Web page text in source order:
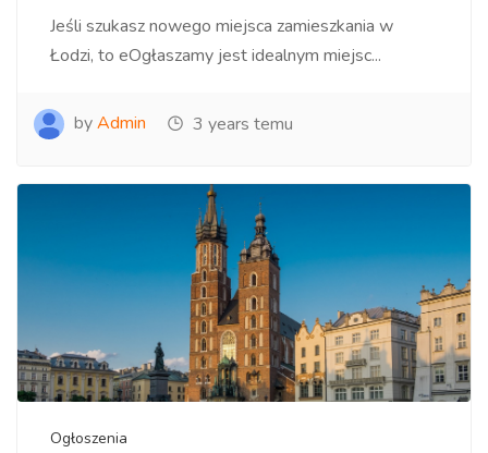
Jeśli szukasz nowego miejsca zamieszkania w
Łodzi, to eOgłaszamy jest idealnym miejsc...
byAdmin 3 years temu
Ogłoszenia